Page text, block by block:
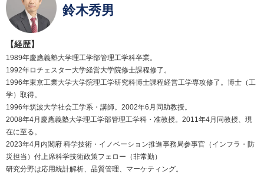
鈴木秀男
【経歴】
1989年慶應義塾大学理工学部管理工学科卒業。
1992年ロチェスター大学経営大学院修士課程修了。
1996年東京工業大学大学院理工学研究科博士課程経営工学専攻修了。博士（工
学）取得。
1996年筑波大学社会工学系・講師。2002年6月同助教授。
2008年4月慶應義塾大学理工学部管理工学科・准教授。2011年4月同教授、現
在に至る。
2023年4月内閣府 科学技術・イノベーション推進事務局参事官（インフラ・防
災担当）付上席科学技術政策フェロー（非常勤）
研究分野は応用統計解析、品質管理、マーケティング。